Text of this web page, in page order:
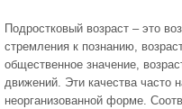
Подростковый возраст – это
стремления к познанию,
общественное значение,
движений. Эти качества часто
неорганизованной форме.